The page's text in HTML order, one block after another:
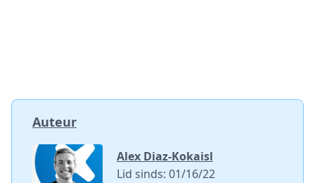
Auteur
Alex Diaz-Kokaisl
Lid sinds: 01/16/22